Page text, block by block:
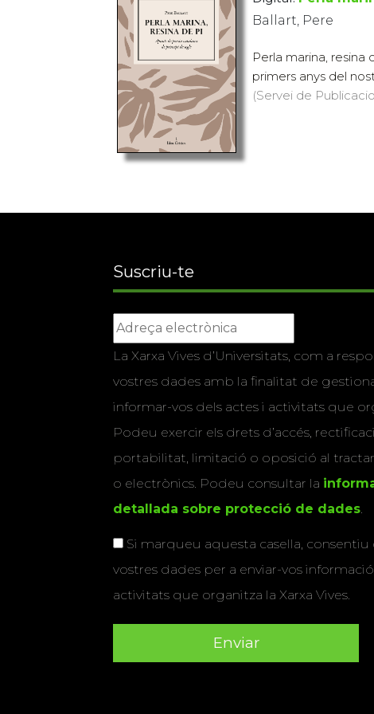
Ballart, Pere
Perla marina,
primers anys del
(Servei de
Suscriu-te
La Xarxa Vives d’Universitats, com a
vostres dades amb la finalitat de
informar-vos dels actes i activitats que
Podeu exercir els drets d’accés,
portabilitat, limitació o oposició al
o electrònics. Podeu consultar la
detallada sobre protecció de dades.
Si marqueu aquesta casella,
vostres dades per a enviar-vos
activitats que organitza la Xarxa Vives.